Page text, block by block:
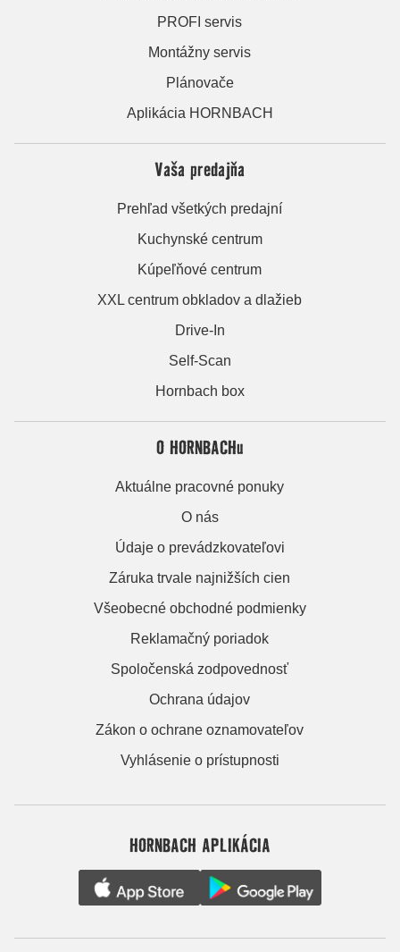
PROFI servis
Montážny servis
Plánovače
Aplikácia HORNBACH
Vaša predajňa
Prehľad všetkých predajní
Kuchynské centrum
Kúpeľňové centrum
XXL centrum obkladov a dlažieb
Drive-In
Self-Scan
Hornbach box
O HORNBACHu
Aktuálne pracovné ponuky
O nás
Údaje o prevádzkovateľovi
Záruka trvale najnižších cien
Všeobecné obchodné podmienky
Reklamačný poriadok
Spoločenská zodpovednosť
Ochrana údajov
Zákon o ochrane oznamovateľov
Vyhlásenie o prístupnosti
HORNBACH APLIKÁCIA